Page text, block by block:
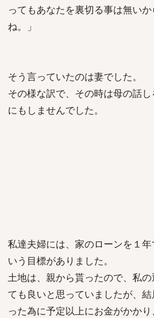
ってもあなたを裏切る事は無い
ね。」
そう言っていたのは妻でした。
その様な訳で、その時は母の話
にもしませんでした。
私達夫婦には、家のローンを１
いう目標がありました。
土地は、親から貰ったので、私
ても良いと思っていましたが、
った為に予定以上にお金がかか